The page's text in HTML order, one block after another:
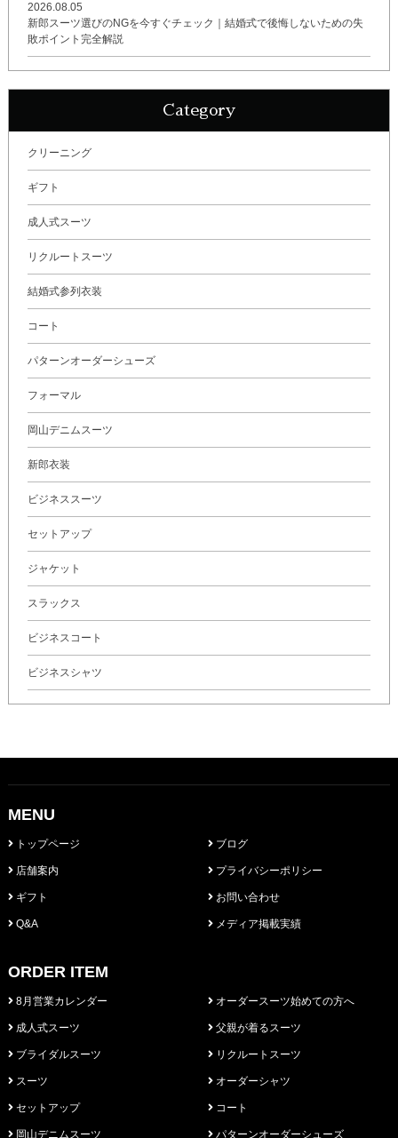
2026.08.05
新郎スーツ選びのNGを今すぐチェック｜結婚式で後悔しないための失
敗ポイント完全解説
Category
クリーニング
ギフト
成人式スーツ
リクルートスーツ
結婚式参列衣装
コート
パターンオーダーシューズ
フォーマル
岡山デニムスーツ
新郎衣装
ビジネススーツ
セットアップ
ジャケット
スラックス
ビジネスコート
ビジネスシャツ
MENU
トップページ
店舗案内
ギフト
Q&A
ブログ
プライバシーポリシー
お問い合わせ
メディア掲載実績
ORDER ITEM
8月営業カレンダー
成人式スーツ
ブライダルスーツ
スーツ
セットアップ
岡山デニムスーツ
オーダースーツ始めての方へ
父親が着るスーツ
リクルートスーツ
オーダーシャツ
コート
パターンオーダーシューズ